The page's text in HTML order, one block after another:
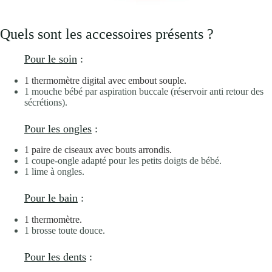
Quels sont les accessoires présents ?
Pour le soin :
1 thermomètre digital avec embout souple.
1 mouche bébé par aspiration buccale (réservoir anti retour des
sécrétions).
Pour les ongles :
1 paire de ciseaux avec bouts arrondis.
1 coupe-ongle adapté pour les petits doigts de bébé.
1 lime à ongles.
Pour le bain :
1 thermomètre.
1 brosse toute douce.
Pour les dents :